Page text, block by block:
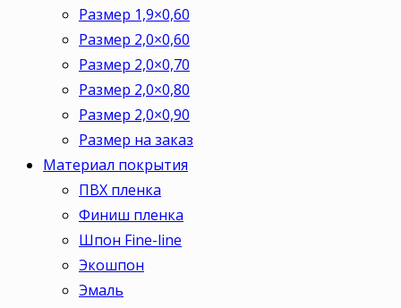
Размер 1,9×0,60
Размер 2,0×0,60
Размер 2,0×0,70
Размер 2,0×0,80
Размер 2,0×0,90
Размер на заказ
Материал покрытия
ПВХ пленка
Финиш пленка
Шпон Fine-line
Экошпон
Эмаль